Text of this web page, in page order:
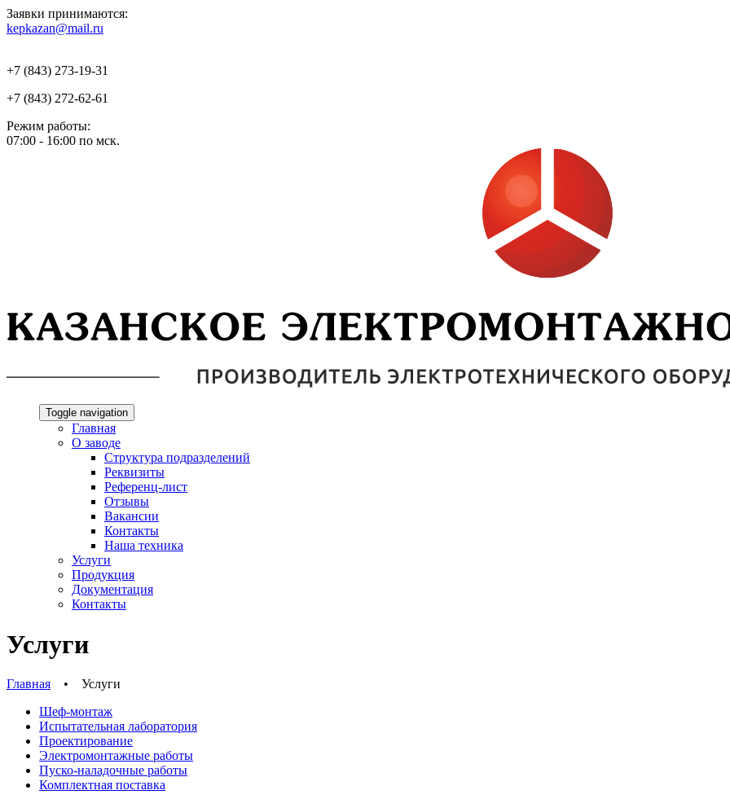
Заявки принимаются:
kepkazan@mail.ru
+7 (843) 273-19-31
+7 (843) 272-62-61
Режим работы:
07:00 - 16:00 по мск.
Toggle navigation
Главная
О заводе
Структура подразделений
Реквизиты
Референц-лист
Отзывы
Вакансии
Контакты
Наша техника
Услуги
Продукция
Документация
Контакты
Услуги
Главная • Услуги
Шеф-монтаж
Испытательная лаборатория
Проектирование
Электромонтажные работы
Пуско-наладочные работы
Комплектная поставка